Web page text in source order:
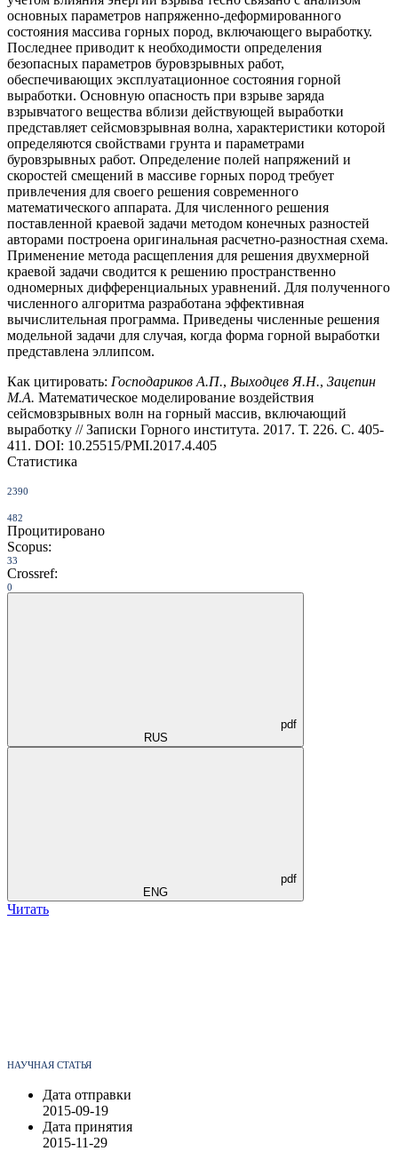
основных параметров напряженно-деформированного
состояния массива горных пород, включающего выработку.
Последнее приводит к необходимости определения
безопасных параметров буровзрывных работ,
обеспечивающих эксплуатационное состояния горной
выработки. Основную опасность при взрыве заряда
взрывчатого вещества вблизи действующей выработки
представляет сейсмовзрывная волна, характеристики которой
определяются свойствами грунта и параметрами
буровзрывных работ. Определение полей напряжений и
скоростей смещений в массиве горных пород требует
привлечения для своего решения современного
математического аппарата. Для численного решения
поставленной краевой задачи методом конечных разностей
авторами построена оригинальная расчетно-разностная схема.
Применение метода расщепления для решения двухмерной
краевой задачи сводится к решению пространственно
одномерных дифференциальных уравнений. Для полученного
численного алгоритма разработана эффективная
вычислительная программа. Приведены численные решения
модельной задачи для случая, когда форма горной выработки
представлена эллипсом.
Как цитировать: Господариков А.П., Выходцев Я.Н., Зацепин
М.А. Математическое моделирование воздействия
сейсмовзрывных волн на горный массив, включающий
выработку // Записки Горного института. 2017. Т. 226. С. 405-
411. DOI: 10.25515/PMI.2017.4.405
Статистика
2390
482
Процитировано
Scopus:
33
Crossref:
0
pdf
RUS
pdf
ENG
Читать
НАУЧНАЯ СТАТЬЯ
Дата отправки
2015-09-19
Дата принятия
2015-11-29